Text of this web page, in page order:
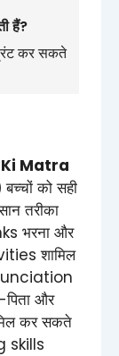
हैं?
कर सकते
Ki Matra
बच्चों को सही
तरीका
भरना और
शामिल
पिता और
कर सकते
skills